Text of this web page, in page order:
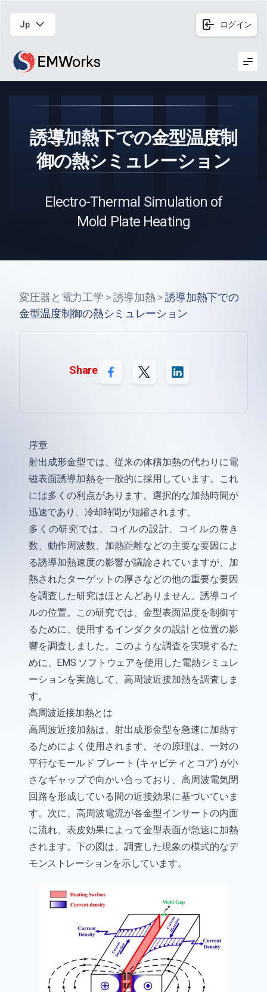
Jp ログイン
誘導加熱下での金型温度制
御の熱シミュレーション
Electro-Thermal Simulation of
Mold Plate Heating
変圧器と電力工学 >誘導加熱 >誘導加熱下での
金型温度制御の熱シミュレーション
Share
序章
射出成形金型では、従来の体積加熱の代わりに電
磁表面誘導加熱を一般的に採用しています。これ
には多くの利点があります。選択的な加熱時間が
迅速であり、冷却時間が短縮されます。
多くの研究では、コイルの設計、コイルの巻き
数、動作周波数、加熱距離などの主要な要因によ
る誘導加熱速度の影響が議論されていますが、加
熱されたターゲットの厚さなどの他の重要な要因
を調査した研究はほとんどありません。誘導コイ
ルの位置。この研究では、金型表面温度を制御す
るために、使用するインダクタの設計と位置の影
響を調査しました。このような調査を実現するた
めに、EMS ソフトウェアを使用した電熱シミュレ
ーションを実施して、高周波近接加熱を調査しま
す。
高周波近接加熱とは
高周波近接加熱は、射出成形金型を急速に加熱す
るためによく使用されます。その原理は、一対の
平行なモールド プレート (キャビティとコア) が小
さなギャップで向かい合っており、高周波電気閉
回路を形成している間の近接効果に基づいていま
す。次に、高周波電流が各金型インサートの内面
に流れ、表皮効果によって金型表面が急速に加熱
されます。下の図は、調査した現象の模式的なデ
モンストレーションを示しています。